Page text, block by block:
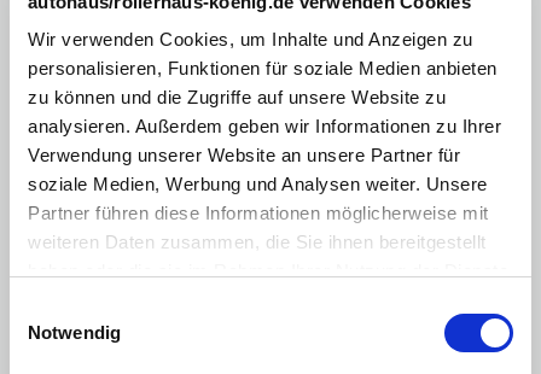
Wir verwenden Cookies, um Inhalte und Anzeigen zu
personalisieren, Funktionen für soziale Medien anbieten
zu können und die Zugriffe auf unsere Website zu
analysieren. Außerdem geben wir Informationen zu Ihrer
Verwendung unserer Website an unsere Partner für
soziale Medien, Werbung und Analysen weiter. Unsere
Partner führen diese Informationen möglicherweise mit
weiteren Daten zusammen, die Sie ihnen bereitgestellt
Cookies, wenn Sie unsere Webseite weiterhin nutzen.
Notwendig
Frankfurt/Oder
Fürstenwalde